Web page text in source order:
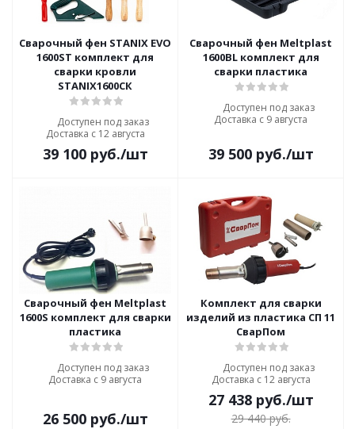
Сварочный фен STANIX EVO
1600ST комплект для
сварки кровли
STANIX1600СК
Доступен под заказ
Доставка с 12 августа
39 100руб./шт
Сварочный фен Meltplast
1600BL комплект для
сварки пластика
Доступен под заказ
Доставка с 9 августа
39 500руб./шт
Сварочный фен Meltplast
1600S комплект для сварки
пластика
Доступен под заказ
Доставка с 9 августа
26 500руб./шт
Комплект для сварки
изделий из пластика СП 11
СварПом
Доступен под заказ
Доставка с 12 августа
27 438руб./шт
29 440руб.